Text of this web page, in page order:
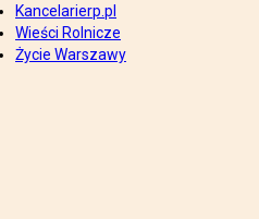
Kancelarierp.pl
Wieści Rolnicze
Życie Warszawy